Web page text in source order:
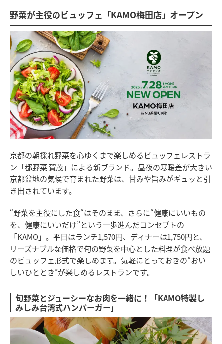
野菜が主役のビュッフェ「KAMO梅田店」オープン
京都の朝採れ野菜を心ゆくまで楽しめるビュッフェレストラ
ン「都野菜 賀茂」による新ブランド。昼夜の寒暖差が大きい
京都盆地の気候で育まれた野菜は、甘みや旨みがギュッと引
き出されています。
“野菜を主役にした食“はそのまま、さらに“健康にいいもの
を、健康にいいだけ”という一歩進んだコンセプトの
「KAMO」。平日はランチ1,570円、ディナーは1,750円と、
リーズナブルな価格で旬の野菜を中心とした料理が食べ放題
のビュッフェ形式で楽しめます。気軽にとっておきの“おい
しいひととき”が楽しめるレストランです。
旬野菜とジューシーなお肉を一緒に！「KAMO特製し
みしみ台湾式ハンバーガー」